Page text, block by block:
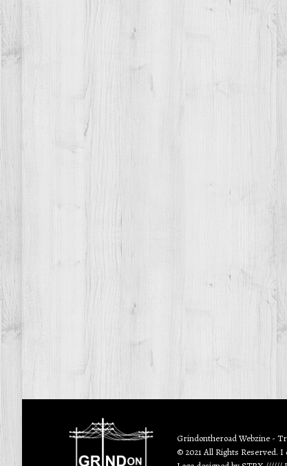
Grindontheroad Webzine -
© 2021 All Rights Reserved.